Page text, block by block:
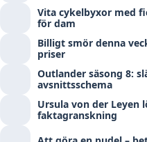
Vita cykelbyxor med
för dam
Billigt smör denna
priser
Outlander säsong 8:
avsnittsschema
Ursula von der Leyen
faktagranskning